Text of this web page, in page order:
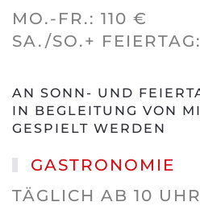
MO.-FR.: 110 €
SA./SO.+
AN SONN- UND
IN BEGLEITUNG VON
GESPIELT WERDEN
GASTRONOMIE
TÄGLICH AB 10 UHR